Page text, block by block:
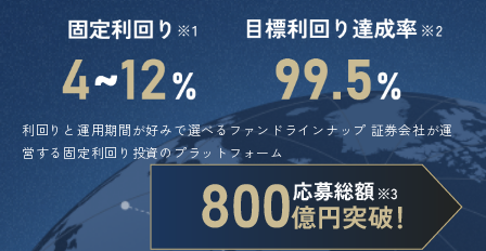
利回りと運用期間が好みで選べるファンドラインナップ 証券会社が運
営する固定利回り投資のプラットフォーム